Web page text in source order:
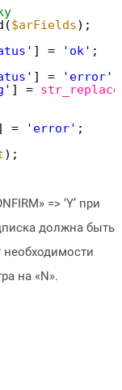
$arFields);
] = 'ok' ;
] = 'error'
] = str_replace
= 'error' ;
);
=> ‘Y’ при
должна быть
на «N».